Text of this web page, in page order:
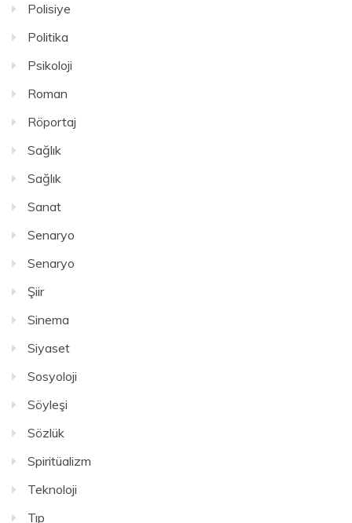
Polisiye
Politika
Psikoloji
Roman
Röportaj
Sağlık
Sağlık
Sanat
Senaryo
Senaryo
Şiir
Sinema
Siyaset
Sosyoloji
Söyleşi
Sözlük
Spiritüalizm
Teknoloji
Tıp